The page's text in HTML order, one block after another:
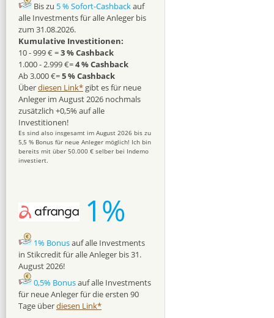
Bis zu 5 % Sofort-Cashbackauf
alle Investments für alle Anleger bis
zum 31.08.2026.
Kumulative Investitionen:
10 - 999 € =3 % Cashback
1.000 - 2.999 €=4 % Cashback
Ab 3.000 €=5 % Cashback
Überdiesen Link* gibt es für neue
Anleger im August 2026 nochmals
zusätzlich +0,5% auf alle
Investitionen!
Es sind also insgesamt im August 2026 bis zu
5,5 % Bonus für neue Anleger möglich! Ich bin
bereits mit über 50.000 € selber bei Indemo
investiert.
1%
1% Bonusauf alle Investments
in Stikcredit für alle Anleger bis 31.
August 2026!
0,5% Bonusauf alle Investments
für neue Anleger für die ersten 90
Tage überdiesen Link*